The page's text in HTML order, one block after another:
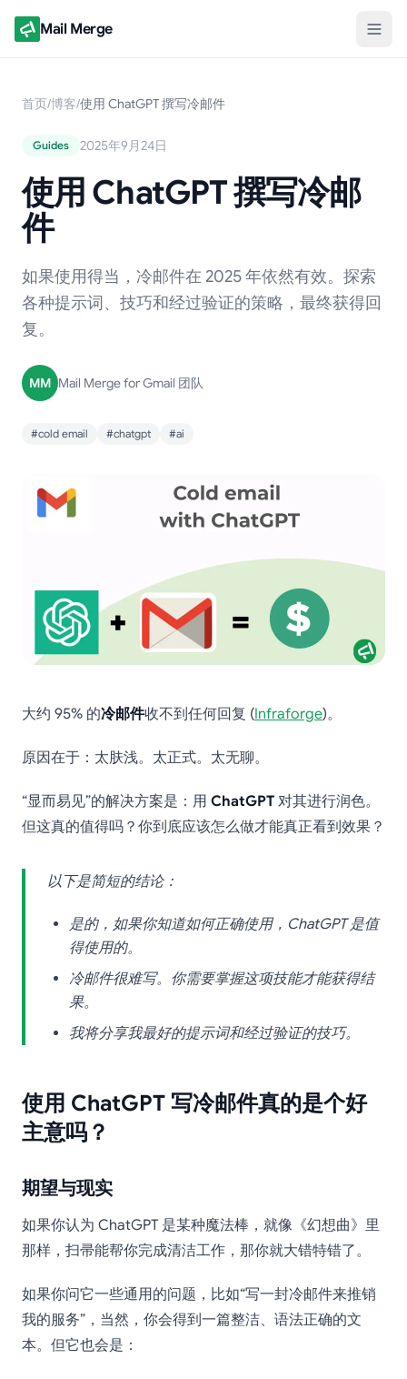
Mail Merge
首页/博客/使用 ChatGPT 撰写冷邮件
Guides 2025年9月24日
使用 ChatGPT 撰写冷邮
件
如果使用得当，冷邮件在 2025 年依然有效。探索
各种提示词、技巧和经过验证的策略，最终获得回
复。
MM Mail Merge for Gmail 团队
#cold email #chatgpt #ai
大约 95% 的冷邮件收不到任何回复 (Infraforge)。
原因在于：太肤浅。太正式。太无聊。
“显而易见”的解决方案是：用 ChatGPT 对其进行润色。
但这真的值得吗？你到底应该怎么做才能真正看到效果？
以下是简短的结论：
是的，如果你知道如何正确使用，ChatGPT 是值
得使用的。
冷邮件很难写。你需要掌握这项技能才能获得结
果。
我将分享我最好的提示词和经过验证的技巧。
使用 ChatGPT 写冷邮件真的是个好
主意吗？
期望与现实
如果你认为 ChatGPT 是某种魔法棒，就像《幻想曲》里
那样，扫帚能帮你完成清洁工作，那你就大错特错了。
如果你问它一些通用的问题，比如“写一封冷邮件来推销
我的服务”，当然，你会得到一篇整洁、语法正确的文
本。但它也会是：